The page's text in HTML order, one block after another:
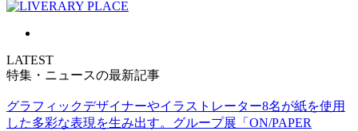
LATEST
特集・ニュースの最新記事
グラフィックデザイナーやイラストレーター8名が紙を使用
した多彩な表現を生み出す。グループ展「ON/PAPER